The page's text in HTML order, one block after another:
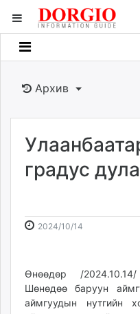
Мэдээллийн
Банк санхүү
Бизнес ААН
Төрийн
Gogo.mn
caak.mn
zindaa.mn
Baabar.mn
tovch.mn
Архив
градус
2024/10/14
08:14:25
18:39:38
Өнөөдөр /
Шөнөдөө баруун
аймгуудын нутгийн